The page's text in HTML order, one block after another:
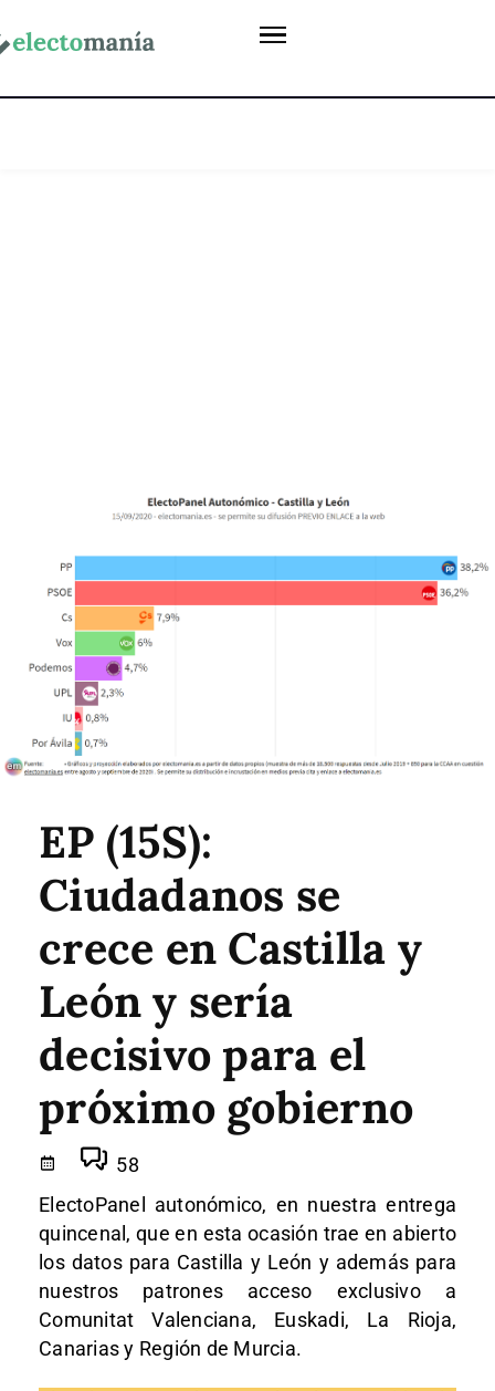
EP (15S):
Ciudadanos se
crece en Castilla y
León y sería
decisivo para el
próximo gobierno
58
ElectoPanel autonómico, en nuestra entrega
quincenal, que en esta ocasión trae en abierto
los datos para Castilla y León y además para
nuestros patrones acceso exclusivo a
Comunitat Valenciana, Euskadi, La Rioja,
Canarias y Región de Murcia.